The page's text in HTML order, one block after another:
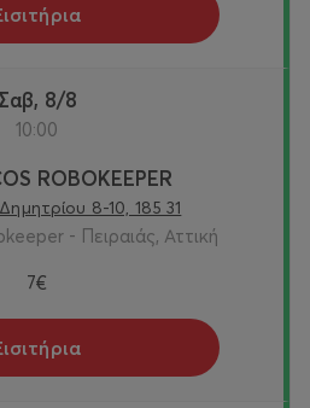
Σαβ, 8/8
10:00
ROBOKEEPER
8-10, 185 31
- Πειραιάς, Αττική
7€